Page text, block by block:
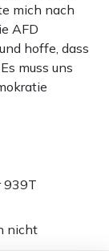
mich nach
AFD
hoffe, dass
muss uns
939T
nicht